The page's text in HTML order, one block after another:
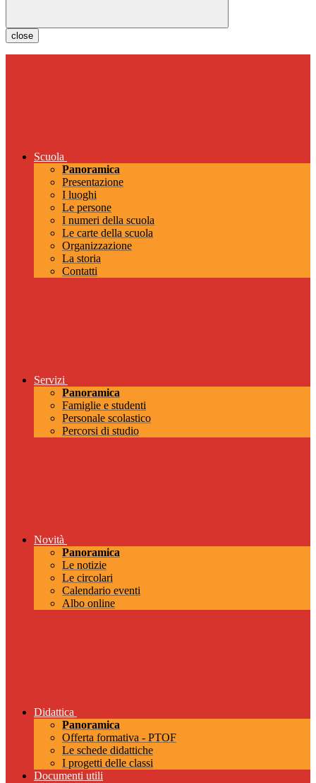
close
Scuola
Panoramica
Presentazione
I luoghi
Le persone
I numeri della scuola
Le carte della scuola
Organizzazione
La storia
Contatti
Servizi
Panoramica
Famiglie e studenti
Personale scolastico
Percorsi di studio
Novità
Panoramica
Le notizie
Le circolari
Calendario eventi
Albo online
Didattica
Panoramica
Offerta formativa - PTOF
Le schede didattiche
I progetti delle classi
Documenti utili